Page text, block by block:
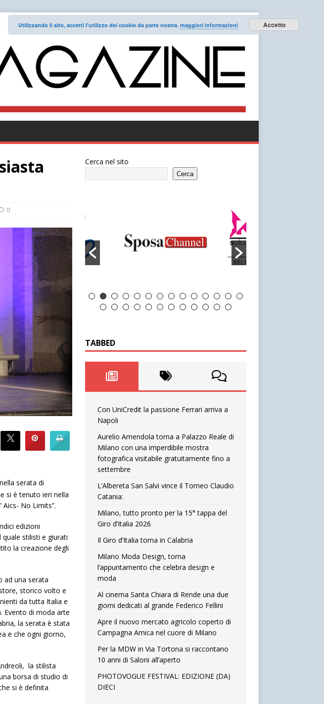
0
serata di
si è tenuto ieri nella
Aics- No Limits”.
edizioni
stilisti e giurati
la creazione degli
ad una serata
storico volto e
da tutta Italia e
Evento di moda arte
la serata è stata
e che ogni giorno,
la stilista
borsa di studio di
si è definita
Cerca nel sito
Cerca
TABBED
Con UniCredit la passione Ferrari arriva a
Napoli
Aurelio Amendola torna a Palazzo Reale di
Milano con una imperdibile mostra
fotografica visitabile gratuitamente fino a
settembre
L’Albereta San Salvi vince il Torneo Claudio
Catania:
Milano, tutto pronto per la 15° tappa del
Giro d’Italia 2026
Il Giro d’Italia torna in Calabria
Milano Moda Design, torna
l’appuntamento che celebra design e
moda
Al cinema Santa Chiara di Rende una due
giorni dedicati al grande Federico Fellini
Apre il nuovo mercato agricolo coperto di
Campagna Amica nel cuore di Milano
Per la MDW in Via Tortona si raccontano
10 anni di Saloni all’aperto
PHOTOVOGUE FESTIVAL: EDIZIONE (DA)
DIECI
Utilizzando il sito, accetti l'utilizzo dei cookie da parte nostra. maggiori informazioni Accetto